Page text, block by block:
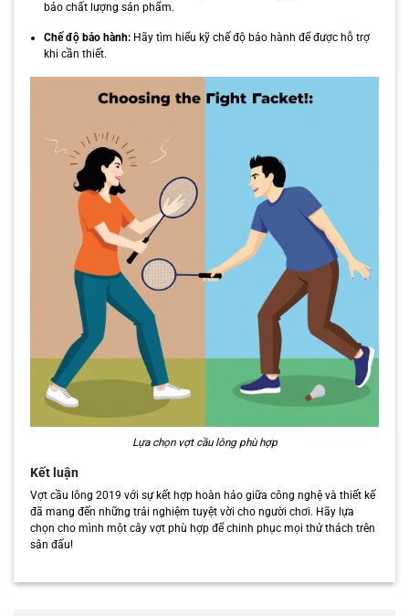
bảo chất lượng sản phẩm.
Chế độ bảo hành:Hãy tìm hiểu kỹ chế độ bảo hành để được hỗ trợ
khi cần thiết.
Lựa chọn vợt cầu lông phù hợp
Kết luận
Vợt cầu lông 2019 với sự kết hợp hoàn hảo giữa công nghệ và thiết kế
đã mang đến những trải nghiệm tuyệt vời cho người chơi. Hãy lựa
chọn cho mình một cây vợt phù hợp để chinh phục mọi thử thách trên
sân đấu!